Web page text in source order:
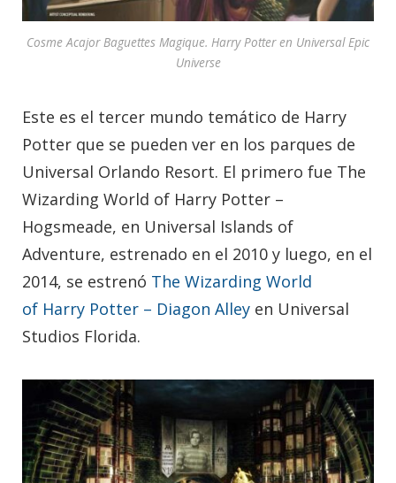
Cosme Acajor Baguettes Magique. Harry Potter en Universal Epic
Universe
Este es el tercer mundo temático de Harry
Potter que se pueden ver en los parques de
Universal Orlando Resort. El primero fue The
Wizarding World of Harry Potter –
Hogsmeade, en Universal Islands of
Adventure, estrenado en el 2010 y luego, en el
2014, se estrenó The Wizarding World
of Harry Potter – Diagon Alley en Universal
Studios Florida.